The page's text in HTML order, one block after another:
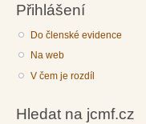
Přihlášení
Do členské evidence
Na web
V čem je rozdíl
Hledat na jcmf.cz